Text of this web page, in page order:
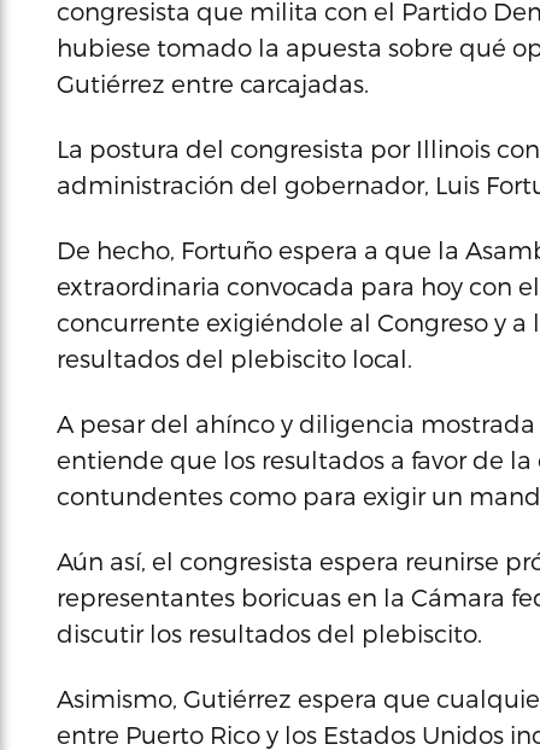
congresista que milita con el Partido
hubiese tomado la apuesta sobre qué
Gutiérrez entre carcajadas.
La postura del congresista por Illinois
administración del gobernador, Luis
De hecho, Fortuño espera a que la
extraordinaria convocada para hoy con
concurrente exigiéndole al Congreso y a
resultados del plebiscito local.
A pesar del ahínco y diligencia
entiende que los resultados a favor de
contundentes como para exigir un
Aún así, el congresista espera reunirse
representantes boricuas en la Cámara
discutir los resultados del plebiscito.
Asimismo, Gutiérrez espera que
entre Puerto Rico y los Estados Unidos